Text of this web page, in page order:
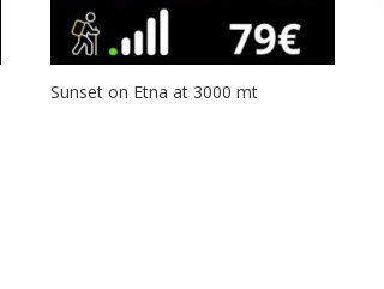
Sunset on Etna at 3000 mt